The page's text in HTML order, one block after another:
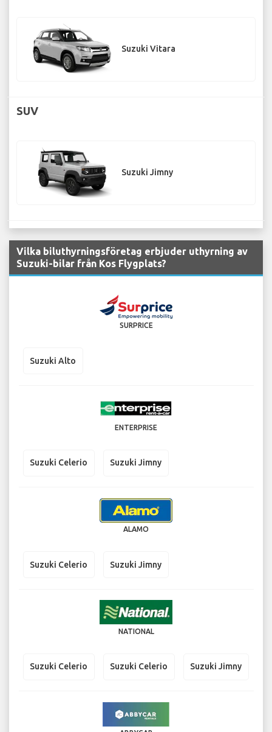
Suzuki Vitara
SUV
Suzuki Jimny
Vilka biluthyrningsföretag erbjuder uthyrning av
Suzuki-bilar från Kos Flygplats?
SURPRICE
Suzuki Alto
ENTERPRISE
Suzuki Celerio Suzuki Jimny
ALAMO
Suzuki Celerio Suzuki Jimny
NATIONAL
Suzuki Celerio Suzuki Celerio Suzuki Jimny